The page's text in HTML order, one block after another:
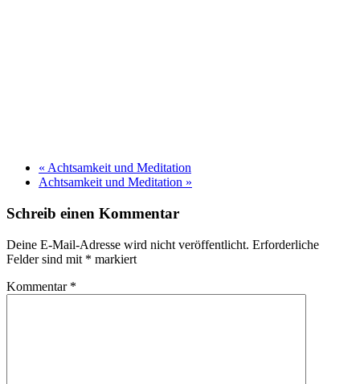
« Achtsamkeit und Meditation
Achtsamkeit und Meditation »
Schreib einen Kommentar
Deine E-Mail-Adresse wird nicht veröffentlicht. Erforderliche
Felder sind mit * markiert
Kommentar *